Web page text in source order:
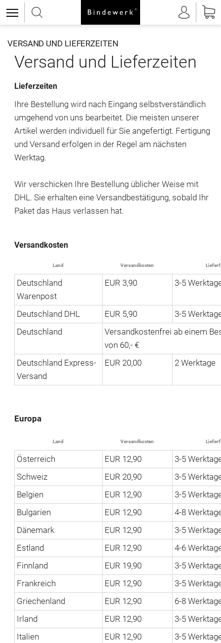
VERSAND UND LIEFERZEITEN
Versand und Lieferzeiten
Lieferzeiten
Ihre Bestellung wird nach Eingang selbstverständlich
umgehend von uns bearbeitet. Die meisten unserer
Artikel werden individuell für Sie angefertigt. Fertigung
und Versand erfolgen in der Regel am nächsten
Werktag.
Wir verschicken Ihre Bestellung üblicher Weise mit
DHL. Sie erhalten eine Versandbestätigung, sobald Ihr
Paket das Haus verlassen hat.
Versandkosten
Land Versandkosten
Deutschland
Warenpost
EUR 3,90 3-5
Deutschland DHL EUR 5,90
3-5
Deutschland
Versandkostenfrei ab einem
von 60,- €
Deutschland Express-
Versand
EUR 20,00 2 Werktage
Europa
Land Versandkosten
Österreich EUR 12,90
3-5
Schweiz
EUR 20,90
3-5
Belgien
EUR 12,90
3-5
Bulgarien
EUR 12,90
4-8
Dänemark
EUR 12,90
3-5
Estland
EUR 12,90
4-6
Finnland
EUR 19,90
3-5
Frankreich
EUR 12,90
3-5
Griechenland
EUR 12,90
6-8
Irland
EUR 12,90
3-5
Italien
EUR 12,90
3-5